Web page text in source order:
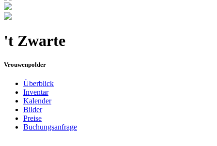
't Zwarte
Vrouwenpolder
Überblick
Inventar
Kalender
Bilder
Preise
Buchungsanfrage